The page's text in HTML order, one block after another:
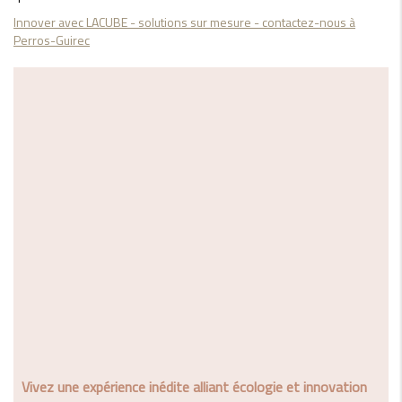
Innover avec LACUBE - solutions sur mesure - contactez-nous à
Perros-Guirec
Vivez une expérience inédite alliant écologie et innovation